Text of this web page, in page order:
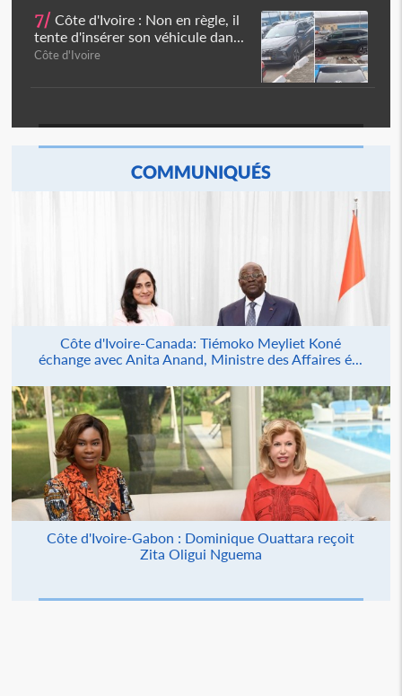
7/ Côte d'Ivoire : Non en règle, il
tente d'insérer son véhicule dan...
Côte d'Ivoire
COMMUNIQUÉS
Côte d'Ivoire-Canada: Tiémoko Meyliet Koné
échange avec Anita Anand, Ministre des Affaires é...
Côte d'Ivoire-Gabon : Dominique Ouattara reçoit
Zita Oligui Nguema